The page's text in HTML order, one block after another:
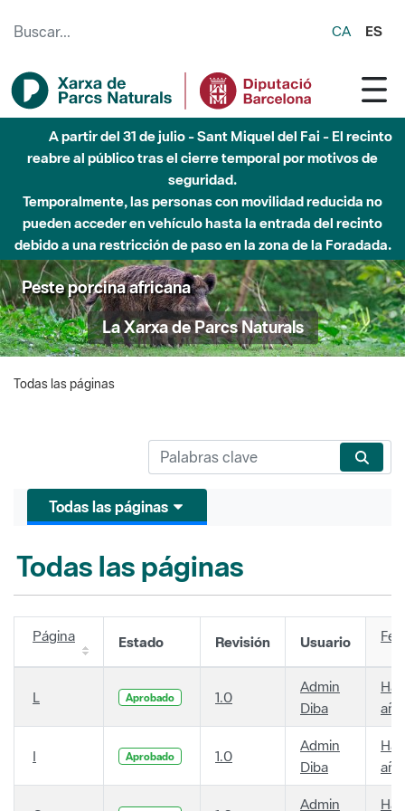
CA ES
A partir del 31 de julio - Sant Miquel del Fai - El recinto
reabre al público tras el cierre temporal por motivos de
seguridad.
Temporalmente, las personas con movilidad reducida no
pueden acceder en vehículo hasta la entrada del recinto
debido a una restricción de paso en la zona de la Foradada.
Peste porcina africana
La Xarxa de Parcs Naturals
Todas las páginas
Todas las páginas
Todas las páginas
Página Estado Revisión Usuario
L Aprobado 1.0
Admin
Diba
I Aprobado 1.0
Admin
Diba
Admin